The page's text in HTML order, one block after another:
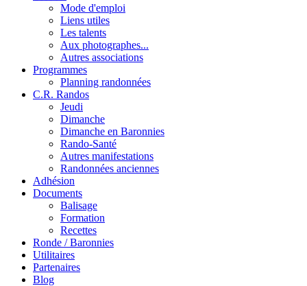
Mode d'emploi
Liens utiles
Les talents
Aux photographes...
Autres associations
Programmes
Planning randonnées
C.R. Randos
Jeudi
Dimanche
Dimanche en Baronnies
Rando-Santé
Autres manifestations
Randonnées anciennes
Adhésion
Documents
Balisage
Formation
Recettes
Ronde / Baronnies
Utilitaires
Partenaires
Blog